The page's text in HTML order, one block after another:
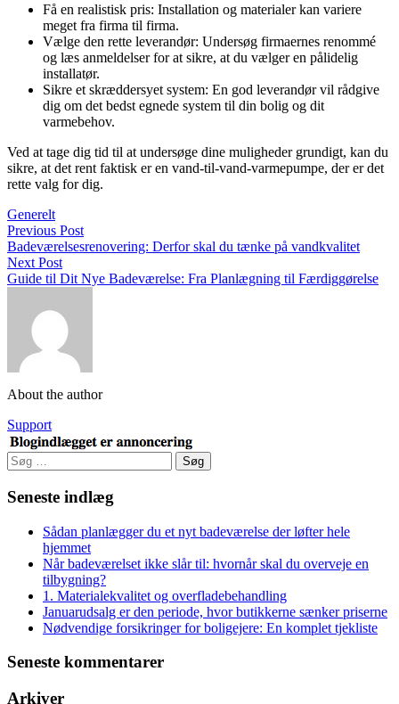
Få en realistisk pris: Installation og materialer kan variere
meget fra firma til firma.
Vælge den rette leverandør: Undersøg firmaernes renommé
og læs anmeldelser for at sikre, at du vælger en pålidelig
installatør.
Sikre et skræddersyet system: En god leverandør vil rådgive
dig om det bedst egnede system til din bolig og dit
varmebehov.
Ved at tage dig tid til at undersøge dine muligheder grundigt, kan du
sikre, at det rent faktisk er en vand-til-vand-varmepumpe, der er det
rette valg for dig.
Generelt
Previous Post
Badeværelsesrenovering: Derfor skal du tænke på vandkvalitet
Next Post
Guide til Dit Nye Badeværelse: Fra Planlægning til Færdiggørelse
About the author
Support
Søg
efter:
Seneste indlæg
Sådan planlægger du et nyt badeværelse der løfter hele
hjemmet
Når badeværelset ikke slår til: hvornår skal du overveje en
tilbygning?
1. Materialekvalitet og overfladebehandling
Januarudsalg er den periode, hvor butikkerne sænker priserne
Nødvendige forsikringer for boligejere: En komplet tjekliste
Seneste kommentarer
Arkiver